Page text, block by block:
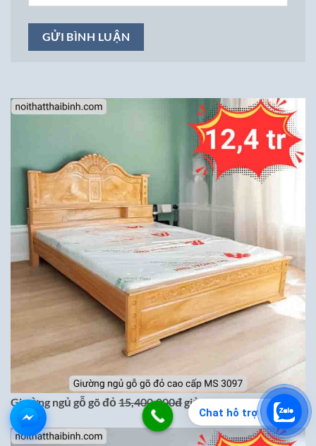
Chat hỗ trợ
Giường ngủ gỗ gõ đỏ 15,400,000đgiảm còn 12,400,000đ